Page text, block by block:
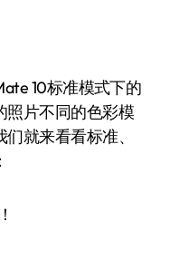
10标准模式下的
照片不同的色彩模
就来看看标准、